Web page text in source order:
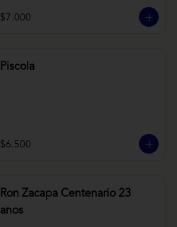
$7.000
Piscola
$6.500
Ron Zacapa Centenario 23
anos